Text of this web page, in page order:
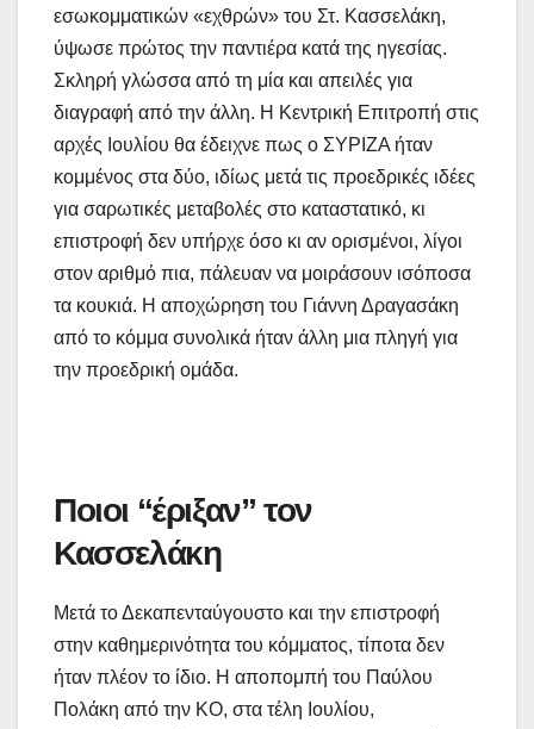
εσωκομματικών «εχθρών» του Στ. Κασσελάκη,
ύψωσε πρώτος την παντιέρα κατά της ηγεσίας.
Σκληρή γλώσσα από τη μία και απειλές για
διαγραφή από την άλλη. Η Κεντρική Επιτροπή στις
αρχές Ιουλίου θα έδειχνε πως ο ΣΥΡΙΖΑ ήταν
κομμένος στα δύο, ιδίως μετά τις προεδρικές ιδέες
για σαρωτικές μεταβολές στο καταστατικό, κι
επιστροφή δεν υπήρχε όσο κι αν ορισμένοι, λίγοι
στον αριθμό πια, πάλευαν να μοιράσουν ισόποσα
τα κουκιά. Η αποχώρηση του Γιάννη Δραγασάκη
από το κόμμα συνολικά ήταν άλλη μια πληγή για
την προεδρική ομάδα.
Ποιοι “έριξαν” τον
Κασσελάκη
Μετά το Δεκαπενταύγουστο και την επιστροφή
στην καθημερινότητα του κόμματος, τίποτα δεν
ήταν πλέον το ίδιο. Η αποπομπή του Παύλου
Πολάκη από την ΚΟ, στα τέλη Ιουλίου,